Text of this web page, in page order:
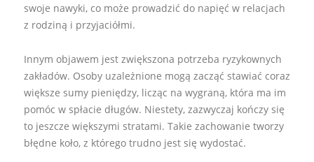
swoje nawyki, co może prowadzić do napięć w relacjach
z rodziną i przyjaciółmi.
Innym objawem jest zwiększona potrzeba ryzykownych
zakładów. Osoby uzależnione mogą zacząć stawiać coraz
większe sumy pieniędzy, licząc na wygraną, która ma im
pomóc w spłacie długów. Niestety, zazwyczaj kończy się
to jeszcze większymi stratami. Takie zachowanie tworzy
błędne koło, z którego trudno jest się wydostać.